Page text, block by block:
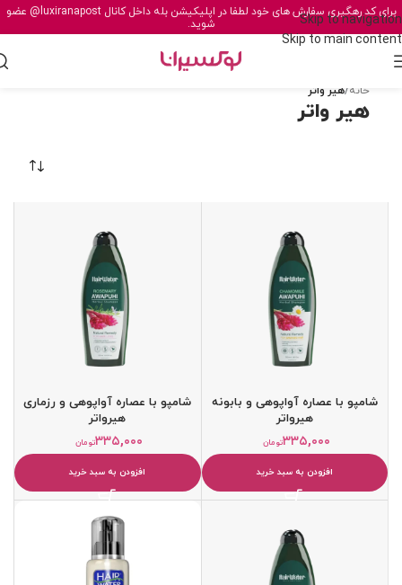
Skip to navigation
Skip to main content
برای کد رهگیری سفارش های خود لطفا در اپلیکیشن بله داخل کانال@luxiranapost عضو
شوید.
خانه/هیر واتر
هیر واتر
شامپو با عصاره آواپوهی و بابونه
هیرواتر
تومان۳۳۵,۰۰۰
افزودن به سبد خرید
شامپو با عصاره آواپوهی و رزماری
هیرواتر
تومان۳۳۵,۰۰۰
افزودن به سبد خرید